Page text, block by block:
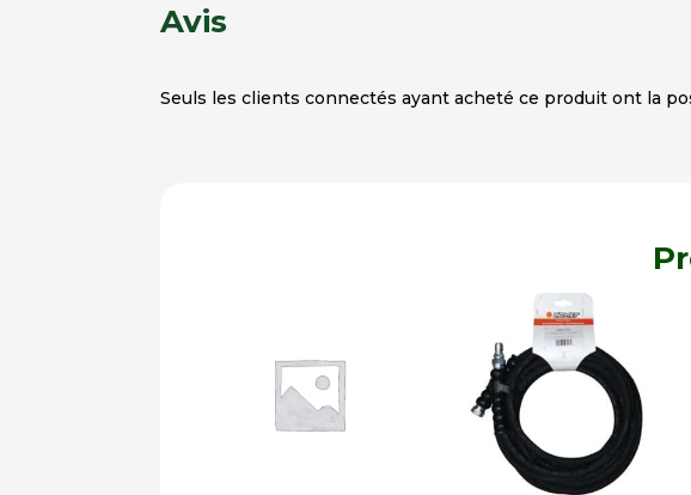
Avis
Seuls les clients connectés ayant acheté ce produit ont la